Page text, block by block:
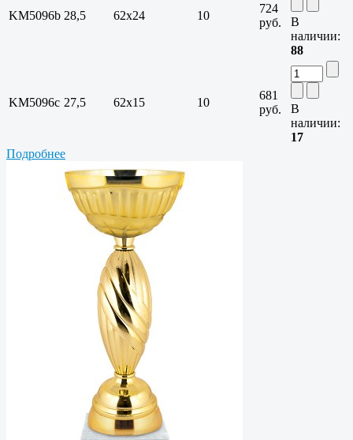
KM5096b 28,5 62x24 10
724
руб.
В
наличии:
88
KM5096c 27,5 62x15 10
681
руб.
В
наличии:
17
Подробнее